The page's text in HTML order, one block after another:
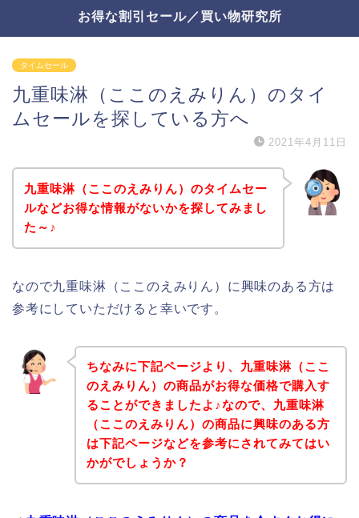
お得な割引セール／買い物研究所
タイムセール
九重味淋（ここのえみりん）のタイ
ムセールを探している方へ
2021年4月11日
九重味淋（ここのえみりん）のタイムセー
ルなどお得な情報がないかを探してみまし
た～♪
なので九重味淋（ここのえみりん）に興味のある方は
参考にしていただけると幸いです。
ちなみに下記ページより、九重味淋（ここ
のえみりん）の商品がお得な価格で購入す
ることができましたよ♪なので、九重味淋
（ここのえみりん）の商品に興味のある方
は下記ページなどを参考にされてみてはい
かがでしょうか？